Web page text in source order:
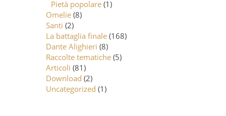
Pietà popolare (1)
Omelie (8)
Santi (2)
La battaglia finale (168)
Dante Alighieri (8)
Raccolte tematiche (5)
Articoli (81)
Download (2)
Uncategorized (1)